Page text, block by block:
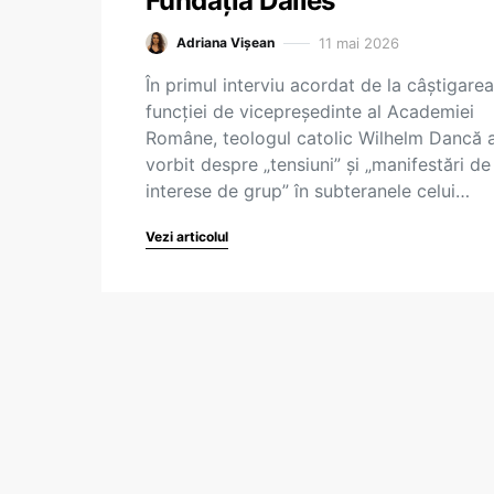
Adriana Vișean 11 mai 2026
În primul interviu acordat de la câștigarea
funcției de vicepreședinte al Academiei
Române, teologul catolic Wilhelm Dancă
vorbit despre „tensiuni” și „manifestări de
interese de grup” în subteranele celui…
Vezi articolul